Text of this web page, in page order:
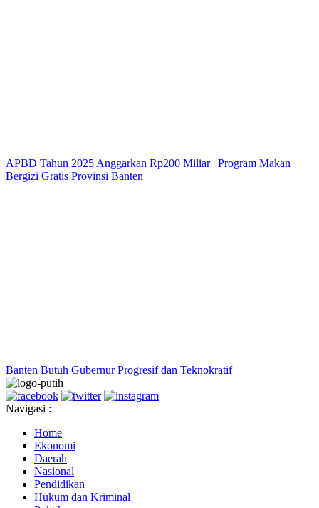
APBD Tahun 2025 Anggarkan Rp200 Miliar | Program Makan
Bergizi Gratis Provinsi Banten
Banten Butuh Gubernur Progresif dan Teknokratif
Navigasi :
Home
Ekonomi
Daerah
Nasional
Pendidikan
Hukum dan Kriminal